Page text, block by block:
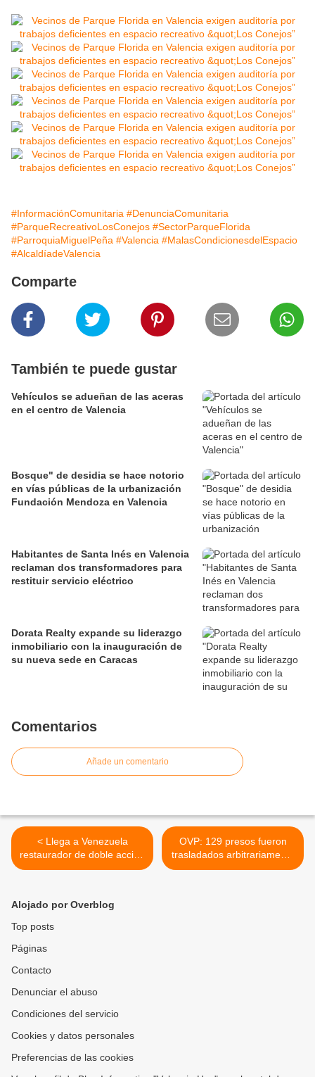
#InformaciónComunitaria #DenunciaComunitaria
#ParqueRecreativoLosConejos #SectorParqueFlorida
#ParroquiaMiguelPeña #Valencia #MalasCondicionesdelEspacio
#AlcaldíadeValencia
Comparte
También te puede gustar
Vehículos se adueñan de las aceras
en el centro de Valencia
Bosque" de desidia se hace notorio
en vías públicas de la urbanización
Fundación Mendoza en Valencia
Habitantes de Santa Inés en Valencia
reclaman dos transformadores para
restituir servicio eléctrico
Dorata Realty expande su liderazgo
inmobiliario con la inauguración de
su nueva sede en Caracas
Comentarios
Añade un comentario
< Llega a Venezuela
restaurador de doble acción
para proteger la salud
OVP: 129 presos fueron
trasladados arbitrariamente
desde Yaracuy a Lara >
Alojado por Overblog
Top posts
Páginas
Contacto
Denunciar el abuso
Condiciones del servicio
Cookies y datos personales
Preferencias de las cookies